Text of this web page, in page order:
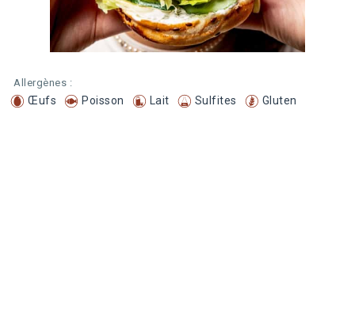
Allergènes :
Œufs Poisson Lait Sulfites Gluten